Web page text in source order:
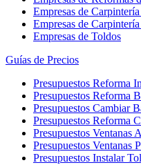
Empresas de
Empresas de
Empresas de Toldos
Guías de Precios
Presupuestos Reforma
Presupuestos Reforma
Presupuestos Cambiar
Presupuestos Reforma
Presupuestos Ventanas
Presupuestos Ventanas
Presupuestos Instalar